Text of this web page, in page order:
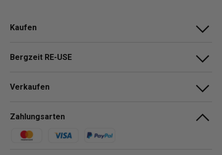
Kaufen
Bergzeit RE-USE
Verkaufen
Zahlungsarten
Zahlungsmethoden